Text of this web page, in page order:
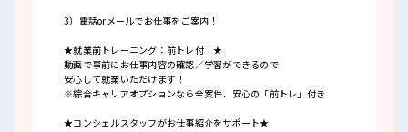
3）電話orメールでお仕事をご案内！
★就業前トレーニング：前トレ付！★
動画で事前にお仕事内容の確認／学習ができるので
安心して就業いただけます！
※綜合キャリアオプションなら全案件、安心の「前トレ」付き
★コンシェルスタッフがお仕事紹介をサポート★